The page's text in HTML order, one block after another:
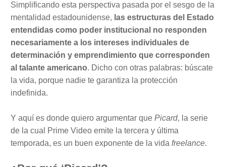
Simplificando esta perspectiva pasada por el sesgo de la
mentalidad estadounidense, las estructuras del Estado
entendidas como poder institucional no responden
necesariamente a los intereses individuales de
determinación y emprendimiento que corresponden
al talante americano. Dicho con otras palabras: búscate
la vida, porque nadie te garantiza la protección
indefinida.
Y aquí es donde quiero argumentar que Picard, la serie
de la cual Prime Video emite la tercera y última
temporada, es un buen exponente de la vida freelance.